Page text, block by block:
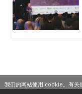
我们的网站使用 cookie。有